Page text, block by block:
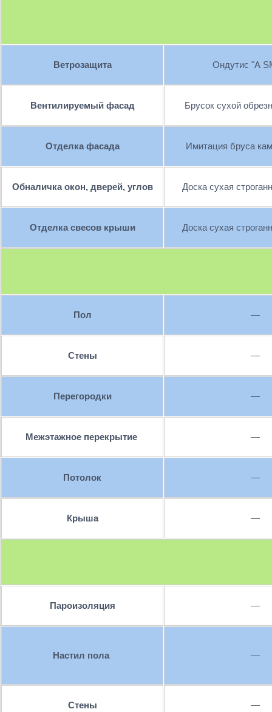
Ветрозащита Ондутис "А
Вентилируемый фасад Брусок сухой
Отделка фасада Имитация бруса
Обналичка окон, дверей, углов Доска сухая
Отделка свесов крыши Доска сухая
Пол —
Стены —
Перегородки —
Межэтажное перекрытие —
Потолок —
Крыша —
Пароизоляция —
Настил пола —
Стены —